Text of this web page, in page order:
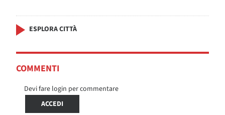
ESPLORA CITTÀ
COMMENTI
Devi fare login per commentare
ACCEDI